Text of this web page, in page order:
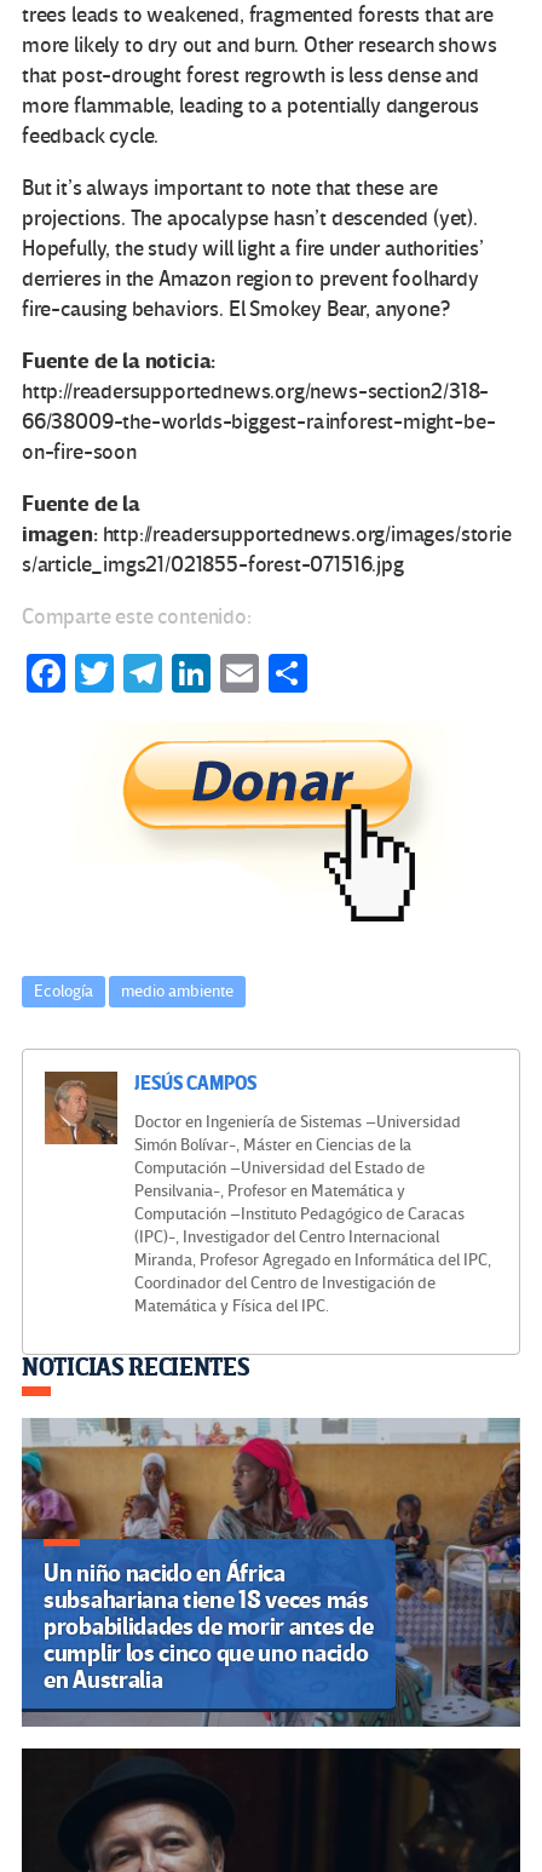
trees leads to weakened, fragmented forests that are
more likely to dry out and burn. Other research shows
that post-drought forest regrowth is less dense and
more flammable, leading to a potentially dangerous
feedback cycle.
But it’s always important to note that these are
projections. The apocalypse hasn’t descended (yet).
Hopefully, the study will light a fire under authorities’
derrieres in the Amazon region to prevent foolhardy
fire-causing behaviors. El Smokey Bear, anyone?
Fuente de la noticia:
http://readersupportednews.org/news-section2/318-
66/38009-the-worlds-biggest-rainforest-might-be-
on-fire-soon
Fuente de la
imagen: http://readersupportednews.org/images/storie
s/article_imgs21/021855-forest-071516.jpg
Comparte este contenido:
Fa T
tt
er
Te
gr
a
m
Li
ke
dI
n
E
ail m
p
ar
tir
Ecología medio ambiente
JESÚS CAMPOS
Doctor en Ingeniería de Sistemas –Universidad
Simón Bolívar-, Máster en Ciencias de la
Computación –Universidad del Estado de
Pensilvania-, Profesor en Matemática y
Computación –Instituto Pedagógico de Caracas
(IPC)-, Investigador del Centro Internacional
Miranda, Profesor Agregado en Informática del IPC,
Coordinador del Centro de Investigación de
Matemática y Física del IPC.
Navegación
de
entradas
NOTICIAS RECIENTES
Un niño nacido en África
subsahariana tiene 18 veces más
probabilidades de morir antes de
cumplir los cinco que uno nacido
en Australia